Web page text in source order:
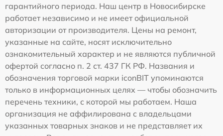
гарантийного периода. Наш центр в Новосибирске
работает независимо и не имеет официальной
авторизации от производителя. Цены на ремонт,
указанные на сайте, носят исключительно
ознакомительный характер и не являются публичной
офертой согласно п. 2 ст. 437 ГК РФ. Названия и
обозначения торговой марки iconBIT упоминаются
только в информационных целях — чтобы обозначить
перечень техники, с которой мы работаем. Наша
организация не аффилирована с владельцами
указанных товарных знаков и не представляет их